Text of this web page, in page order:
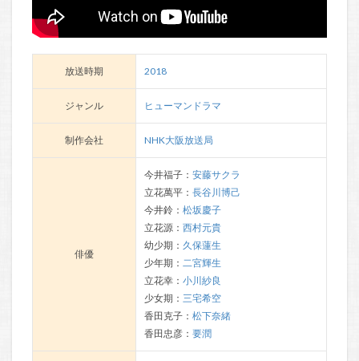
放送時期 2018
ジャンル ヒューマンドラマ
制作会社 NHK大阪放送局
俳優
今井福子： 安藤サクラ
立花萬平： 長谷川博己
今井鈴： 松坂慶子
立花源： 西村元貴
幼少期： 久保蓮生
少年期： 二宮輝生
立花幸： 小川紗良
少女期： 三宅希空
香田克子： 松下奈緒
香田忠彦： 要潤